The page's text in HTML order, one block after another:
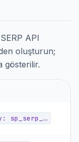
API
oluşturun;
gösterilir.
sp_serp_…